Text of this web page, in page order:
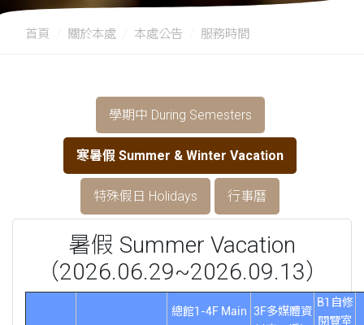
首頁 關於本處 本處公告 服務時間
學期中 During Semesters
寒暑假 Summer & Winter Vacation
暑假 Summer Vacation
（2026.06.29~2026.09.13）
總館1-4F Main 3F多媒體資
B1自修
閱覽室
特殊假日 Holidays 行事曆